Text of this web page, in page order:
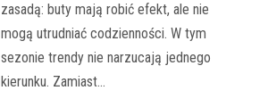
zasadą: buty mają robić efekt, ale nie
mogą utrudniać codzienności. W tym
sezonie trendy nie narzucają jednego
kierunku. Zamiast…